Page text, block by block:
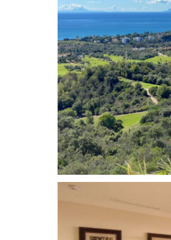
El Rosarioes una
Marbella y rodeada o
protegidas. El Rosario se
Marbella y a 30 minutos
comunidad ofrece
tapas, escuelas
famoso club de tenis
y ofrece cuatro canchas
preciosas playas y